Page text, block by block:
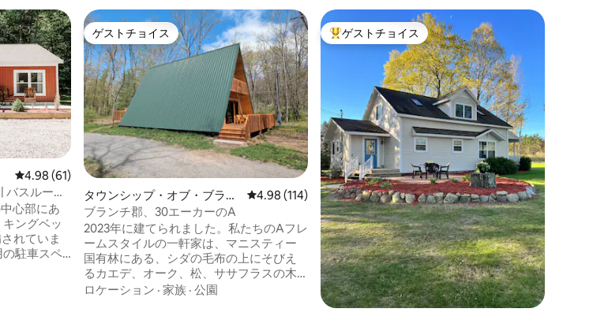
レビュー61件、5つ星中4.98つ星の平均評価
4.98 (61)
スルーム
心部にあ
ングベッ
れていま
駐車スペ
砂丘、食
ゲストチョイス
ゲストチョイス
タウンシップ・オブ・ブラン
チの一軒家
レビュー114件、5つ星中4.98つ星の平均評価
4.98 (114)
ブランチ郡、30エーカーのA
2023年に建てられました。私たちのAフレ
ームスタイルの一軒家は、マニスティー
国有林にある、シダの毛布の上にそびえ
るカエデ、オーク、松、ササフラスの木
が生い茂る30エーカーの敷地内にありま
ロケーション · 家族 · 公園
大好評のゲストチョイスです。
ゲストチョイス